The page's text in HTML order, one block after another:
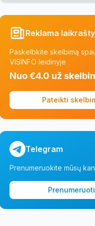
Reklama
Paskelbkite skelbimą
VISINFO leidinyje
Nuo €4.0 už
Pateikti
Telegram
Prenumeruokite mūsų
Prenumeruoti